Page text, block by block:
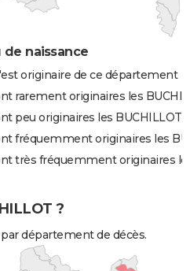
de naissance
originaire de ce département
rarement originaires les
peu originaires les BUCHILLOT
fréquemment originaires les
très fréquemment originaires
?
département de décès.